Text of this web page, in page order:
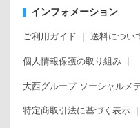
インフォメーション
ご利用ガイド 送料につい
個人情報保護の取り組み
大西グループ ソーシャルメ
特定商取引法に基づく表示